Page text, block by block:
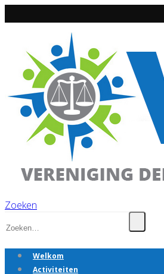
Zoeken
Welkom
Activiteiten